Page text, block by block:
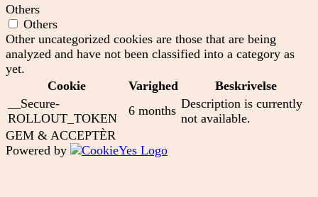
Others
Others
Other uncategorized cookies are those that are being
analyzed and have not been classified into a category as
yet.
Cookie
Varighed
Beskrivelse
__Secure-
ROLLOUT_TOKEN
6 months Description is currently
not available.
GEM & ACCEPTÈR
Powered by